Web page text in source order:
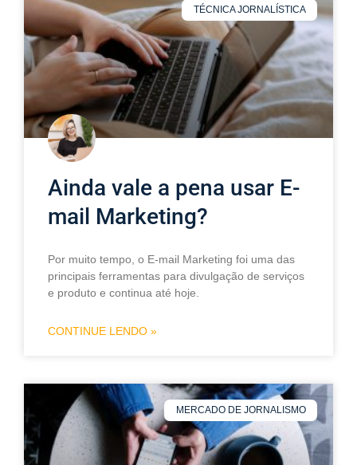
TÉCNICA JORNALÍSTICA
Ainda vale a pena usar E-
mail Marketing?
Por muito tempo, o E-mail Marketing foi uma das
principais ferramentas para divulgação de serviços
e produto e continua até hoje.
CONTINUE LENDO »
MERCADO DE JORNALISMO